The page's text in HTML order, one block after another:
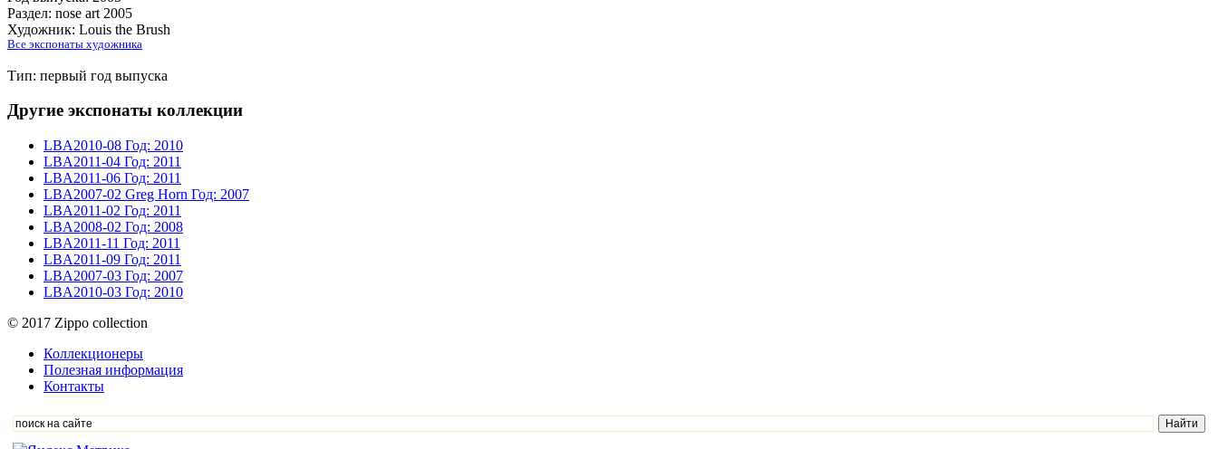
Раздел: nose art 2005
Художник: Louis the Brush
Все экспонаты художника
Тип: первый год выпуска
Другие экспонаты коллекции
LBA2010-08 Год: 2010
LBA2011-04 Год: 2011
LBA2011-06 Год: 2011
LBA2007-02 Greg Horn Год: 2007
LBA2011-02 Год: 2011
LBA2008-02 Год: 2008
LBA2011-11 Год: 2011
LBA2011-09 Год: 2011
LBA2007-03 Год: 2007
LBA2010-03 Год: 2010
© 2017 Zippo collection
Коллекционеры
Полезная информация
Контакты